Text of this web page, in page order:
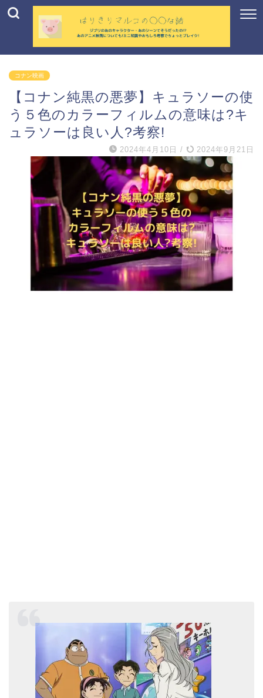
コナン映画
【コナン純黒の悪夢】キュラソーの使
う５色のカラーフィルムの意味は?キ
ュラソーは良い人?考察!
2024年4月10日 / 2024年9月21日